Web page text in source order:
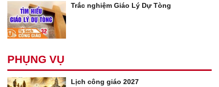
Trắc nghiệm Giáo Lý Dự Tòng
PHỤNG VỤ
Lịch công giáo 2027